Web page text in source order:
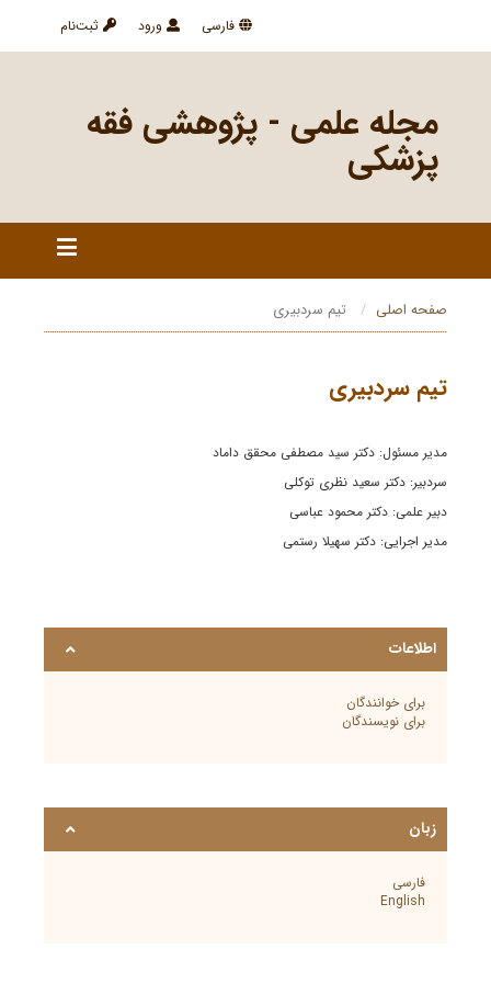
ثبت‌نام ورود فارسی
مجله علمی - پژوهشی فقه
پزشکی
صفحه اصلی تیم سردبیری
تیم سردبیری
مدیر مسئول: دکتر سید مصطفی محقق داماد
سردبیر: دکتر سعید نظری توکلی
دبیر علمی: دکتر محمود عباسی
مدیر اجرایی: دکتر سهیلا رستمی
اطلاعات
برای خوانندگان
برای نویسندگان
زبان
فارسی
English